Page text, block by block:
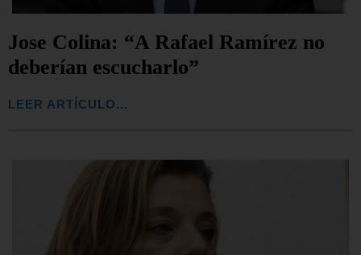
Jose Colina: “A Rafael Ramírez no
deberían escucharlo”
LEER ARTÍCULO...